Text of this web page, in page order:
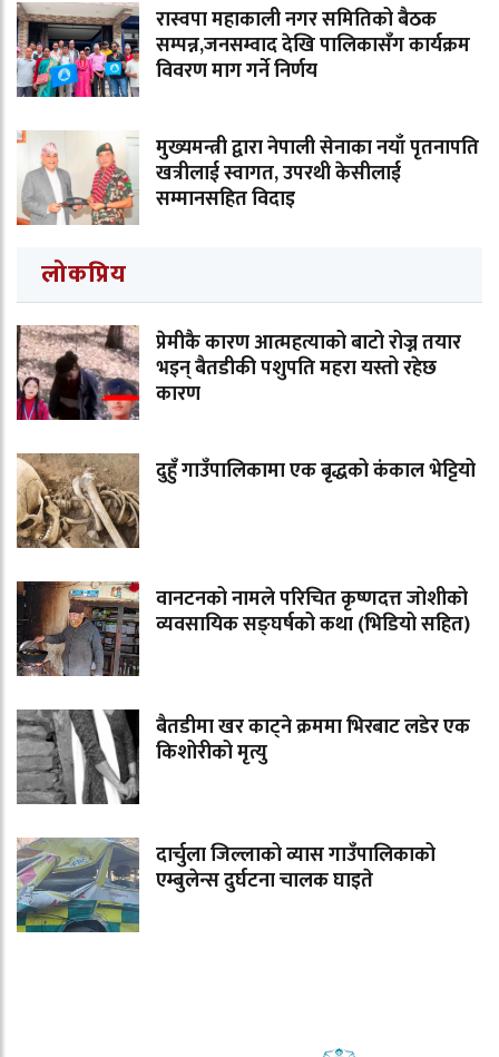
रास्वपा महाकाली नगर समितिको बैठक
सम्पन्न,जनसम्वाद देखि पालिकासँग कार्यक्रम
विवरण माग गर्ने निर्णय
मुख्यमन्त्री द्वारा नेपाली सेनाका नयाँ पृतनापति
खत्रीलाई स्वागत, उपरथी केसीलाई
सम्मानसहित विदाइ
लोकप्रिय
प्रेमीकै कारण आत्महत्याको बाटो रोज्न तयार
भइन् बैतडीकी पशुपति महरा यस्तो रहेछ
कारण
दुहुँ गाउँपालिकामा एक बृद्धको कंकाल भेट्टियो
वानटनको नामले परिचित कृष्णदत्त जोशीको
व्यवसायिक सङ्घर्षको कथा (भिडियो सहित)
बैतडीमा खर काट्ने क्रममा भिरबाट लडेर एक
किशोरीको मृत्यु
दार्चुला जिल्लाको व्यास गाउँपालिकाको
एम्बुलेन्स दुर्घटना चालक घाइते